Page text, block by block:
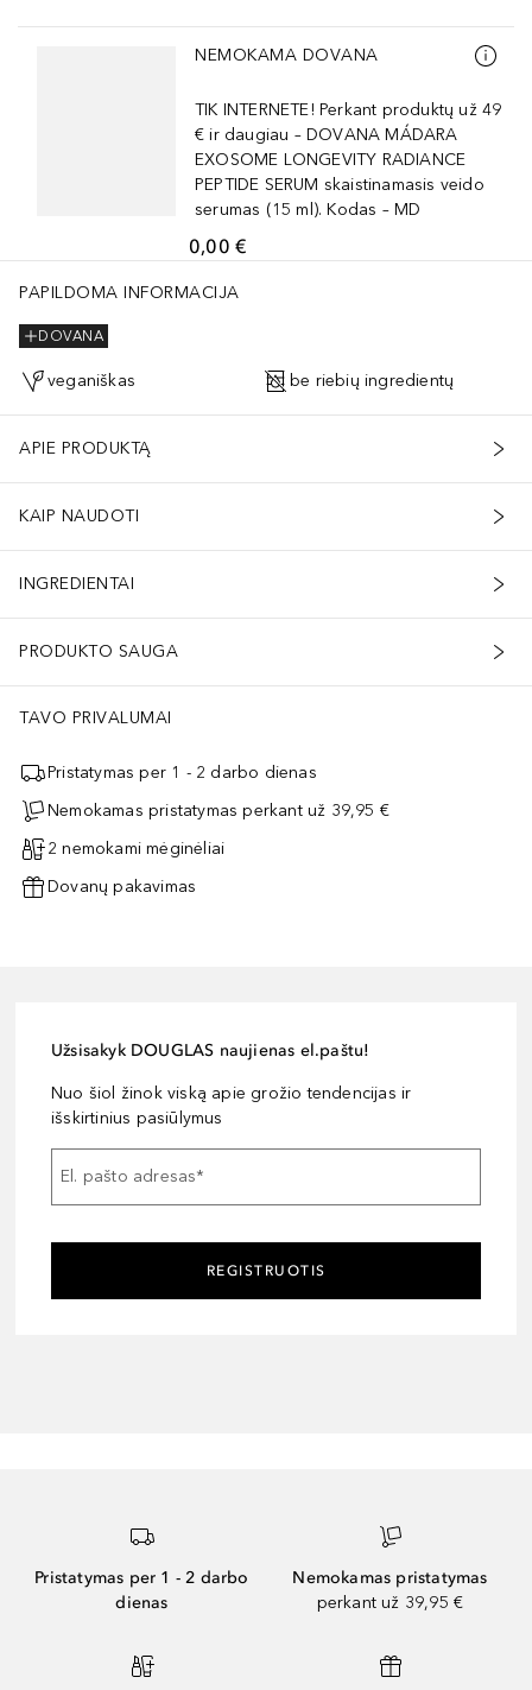
Praleisti slankiklį
NEMOKAMA DOVANA
TIK INTERNETE! Perkant produktų už 49
€ ir daugiau – DOVANA MÁDARA
EXOSOME LONGEVITY RADIANCE
PEPTIDE SERUM skaistinamasis veido
serumas (15 ml). Kodas – MD
0,00 €
PAPILDOMA INFORMACIJA
DOVANA
veganiškas be riebių ingredientų
APIE PRODUKTĄ
KAIP NAUDOTI
INGREDIENTAI
PRODUKTO SAUGA
TAVO PRIVALUMAI
Pristatymas per 1 - 2 darbo dienas
Nemokamas pristatymas perkant už 39,95 €
2 nemokami mėginėliai
Dovanų pakavimas
Užsisakyk DOUGLAS naujienas el.paštu!
Nuo šiol žinok viską apie grožio tendencijas ir
išskirtinius pasiūlymus
El. pašto adresas*
REGISTRUOTIS
Pristatymas per 1 - 2 darbo
dienas
Nemokamas pristatymas
perkant už 39,95 €